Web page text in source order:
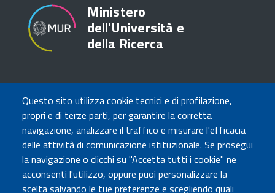
Questo sito utilizza cookie tecnici e di profilazione,
propri e di terze parti, per garantire la corretta
navigazione, analizzare il traffico e misurare l'efficacia
delle attività di comunicazione istituzionale. Se prosegui
la navigazione o clicchi su "Accetta tutti i cookie" ne
acconsenti l'utilizzo, oppure puoi personalizzare la
scelta salvando le tue preferenze e scegliendo quali
Ministero
dell'Università e
della Ricerca
TRASPARENZA
Amministrazione Trasparente
Atti di notifica
Albo online
Concorsi
COMUNICA CON NOI